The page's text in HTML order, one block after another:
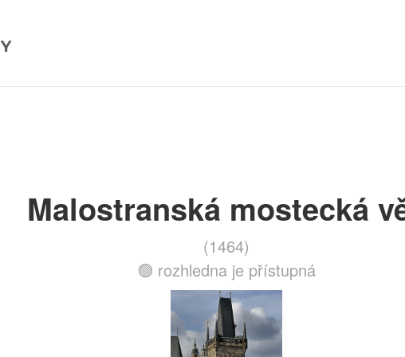
Malostranská mostecká
(1464)
🟢 rozhledna je přístupná